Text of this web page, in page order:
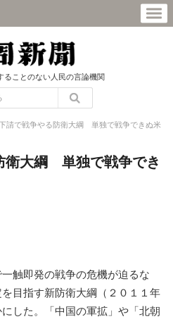
ることのない人民の言論機関
請で戦争やる防衛大綱 単独で戦争できぬ米
衛大綱 単独で戦争でき
触即発の戦争の危機が迫るな
目指す新防衛大綱（２０１１年
した。「中国の軍拡」や「北朝